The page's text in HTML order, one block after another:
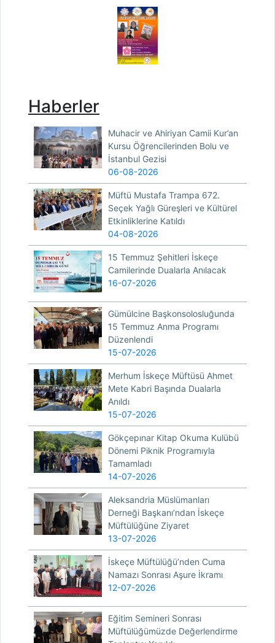
Haberler
Muhacir ve Ahiriyan Camii Kur’an
Kursu Öğrencilerinden Bolu ve
İstanbul Gezisi
06-08-2026
Müftü Mustafa Trampa 672.
Seçek Yağlı Güreşleri ve Kültürel
Etkinliklerine Katıldı
04-08-2026
15 Temmuz Şehitleri İskeçe
Camilerinde Dualarla Anılacak
16-07-2026
Gümülcine Başkonsolosluğunda
15 Temmuz Anma Programı
Düzenlendi
15-07-2026
Merhum İskeçe Müftüsü Ahmet
Mete Kabri Başında Dualarla
Anıldı
15-07-2026
Gökçepınar Kitap Okuma Kulübü
Dönemi Piknik Programıyla
Tamamladı
14-07-2026
Aleksandria Müslümanları
Derneği Başkanı’ndan İskeçe
Müftülüğüne Ziyaret
13-07-2026
İskeçe Müftülüğü’nden Cuma
Namazı Sonrası Aşure İkramı
12-07-2026
Eğitim Semineri Sonrası
Müftülüğümüzde Değerlendirme